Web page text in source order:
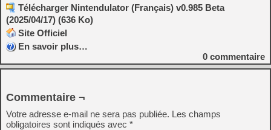
Télécharger Nintendulator (Français) v0.985 Beta
(2025/04/17) (636 Ko)
Site Officiel
En savoir plus…
0 commentaire
Commentaire ¬
Votre adresse e-mail ne sera pas publiée. Les champs
obligatoires sont indiqués avec *